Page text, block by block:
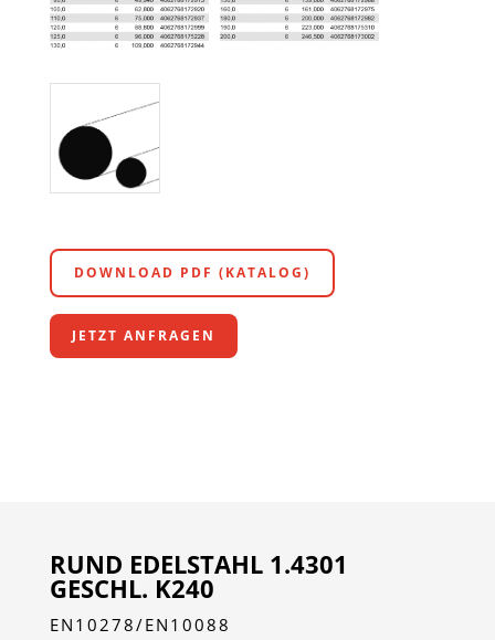
DOWNLOAD PDF (KATALOG)
JETZT ANFRAGEN
RUND EDELSTAHL 1.4301
GESCHL. K240
EN10278/EN10088